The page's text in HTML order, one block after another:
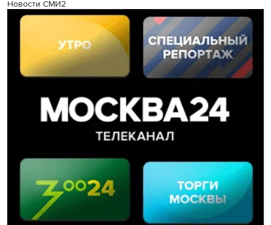
Новости СМИ2